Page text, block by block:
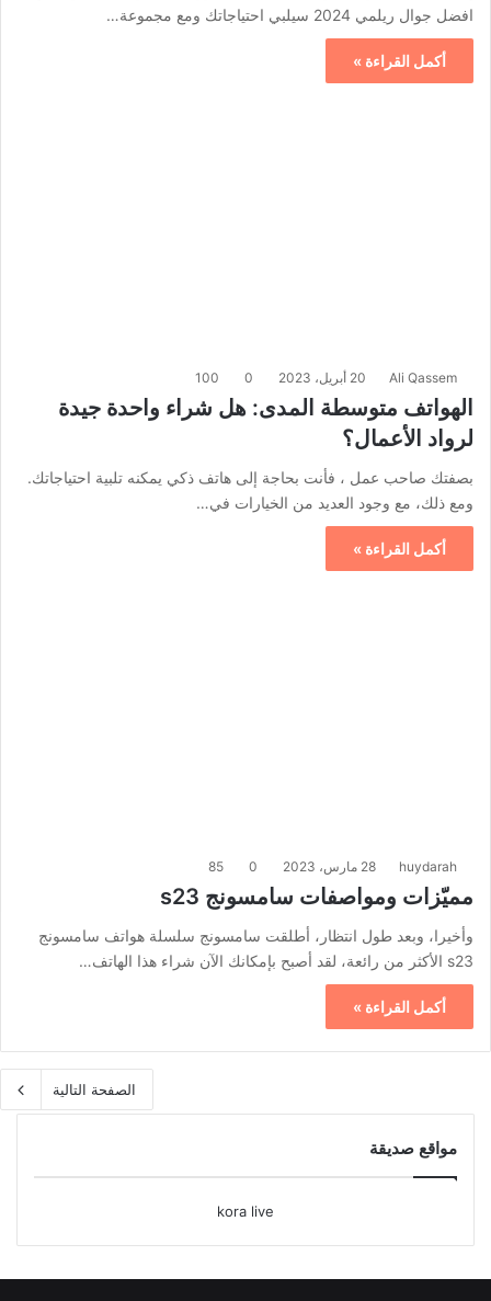
افضل جوال ريلمي 2024 سيلبي احتياجاتك ومع مجموعة…
أكمل القراءة »
Ali Qassem 20 أبريل، 2023 0
100
الهواتف متوسطة المدى: هل شراء واحدة جيدة
لرواد الأعمال؟
بصفتك صاحب عمل ، فأنت بحاجة إلى هاتف ذكي يمكنه تلبية احتياجاتك.
ومع ذلك، مع وجود العديد من الخيارات في…
أكمل القراءة »
huydarah 28 مارس، 2023 0
85
مميّزات ومواصفات سامسونج s23
وأخيرا، وبعد طول انتظار، أطلقت سامسونج سلسلة هواتف سامسونج
s23 الأكثر من رائعة، لقد أصبح بإمكانك الآن شراء هذا الهاتف…
أكمل القراءة »
الصفحة التالية
مواقع صديقة
kora live